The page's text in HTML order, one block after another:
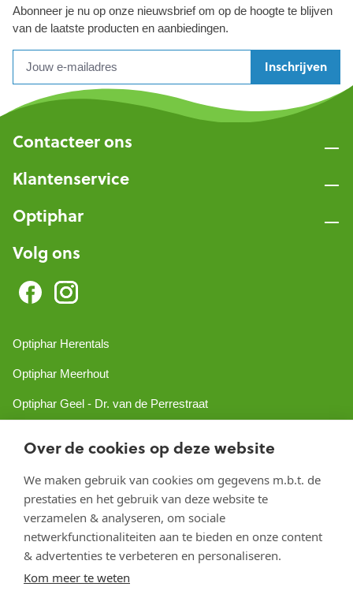
Over de cookies op deze website
We maken gebruik van cookies om gegevens m.b.t. de
prestaties en het gebruik van deze website te
verzamelen & analyseren, om sociale
netwerkfunctionaliteiten aan te bieden en onze content
& advertenties te verbeteren en personaliseren.
Kom meer te weten
Abonneer je nu op onze nieuwsbrief om op de hoogte te blijven
van de laatste producten en aanbiedingen.
Inschrijven
Contacteer ons
Klantenservice
Optiphar
Volg ons
Optiphar Herentals
Optiphar Meerhout
Optiphar Geel - Dr. van de Perrestraat
Optiphar Mol
Copyright 2026 optiphar.com. Alle rechten voorbehouden